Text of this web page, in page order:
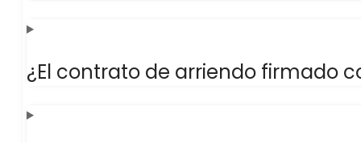
¿El contrato de arriendo firmado